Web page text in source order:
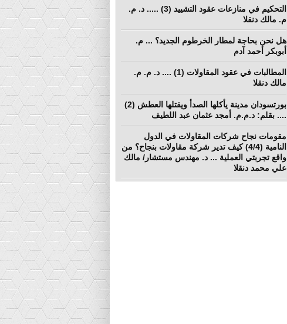
التحكيم في منازعات عقود التشييد (3) ..... د. م.
م. مالك دنقلا
هل نحن بحاجة لمطار الخرطوم الجديد؟ ... م.
أبوبكر أحمد آدم
المطالبات في عقود المقاولات (1) .... د. م. م.
مالك دنقلا
بورتسودان مدينة يأكلها الصدأ ويقتلها العطش (2)
.... بقلم: د.م.م. أمجد عثمان عبد اللطيف
مقومات نجاح شركات المقاولات في الدول
النامية (4/4) كيف تدير شركة مقاولات بنجاح؟ من
واقع تجربتي العملية ... د. مهندس مستشار/ مالك
علي محمد دنقلا